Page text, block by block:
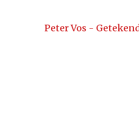
Peter Vos -